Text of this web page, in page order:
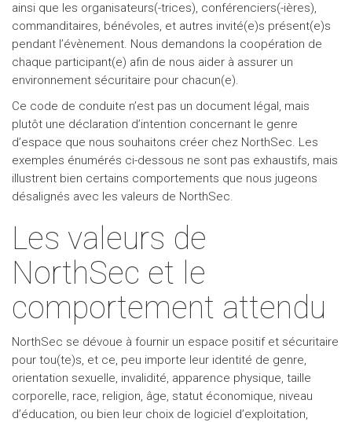
ainsi que les organisateurs(-trices), conférenciers(-ières),
commanditaires, bénévoles, et autres invité(e)s présent(e)s
pendant l’évènement. Nous demandons la coopération de
chaque participant(e) afin de nous aider à assurer un
environnement sécuritaire pour chacun(e).
Ce code de conduite n’est pas un document légal, mais
plutôt une déclaration d’intention concernant le genre
d’espace que nous souhaitons créer chez NorthSec. Les
exemples énumérés ci-dessous ne sont pas exhaustifs, mais
illustrent bien certains comportements que nous jugeons
désalignés avec les valeurs de NorthSec.
Les valeurs de
NorthSec et le
comportement attendu
NorthSec se dévoue à fournir un espace positif et sécuritaire
pour tou(te)s, et ce, peu importe leur identité de genre,
orientation sexuelle, invalidité, apparence physique, taille
corporelle, race, religion, âge, statut économique, niveau
d’éducation, ou bien leur choix de logiciel d’exploitation,